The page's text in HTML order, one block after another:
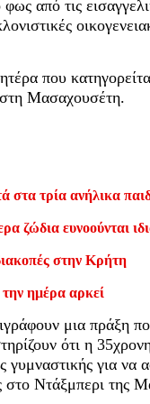
από τις
που
στη Μασαχουσέτη.
τρία ανήλικα
ευνοούνται
στην Κρήτη
ημέρα αρκεί
μια πράξη
ότι η
γυμναστικής για να
στο Ντάξμπερι της